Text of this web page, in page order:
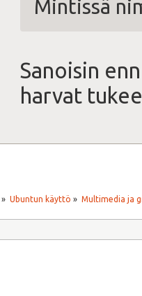
Mintissä
Sanoisin
harvat
» Ubuntun käyttö » Multimedia ja